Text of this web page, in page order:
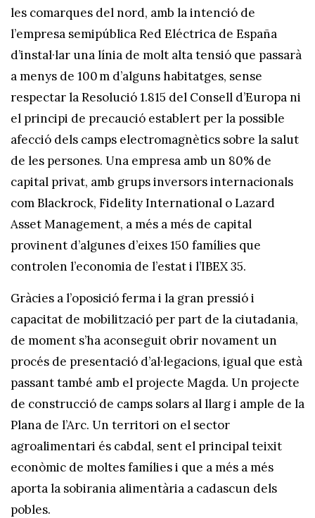
les comarques del nord, amb la intenció de
l’empresa semipública Red Eléctrica de España
d’instal·lar una línia de molt alta tensió que passarà
a menys de 100 m d’alguns habitatges, sense
respectar la Resolució 1.815 del Consell d’Europa ni
el principi de precaució establert per la possible
afecció dels camps electromagnètics sobre la salut
de les persones. Una empresa amb un 80% de
capital privat, amb grups inversors internacionals
com Blackrock, Fidelity International o Lazard
Asset Management, a més a més de capital
provinent d’algunes d’eixes 150 famílies que
controlen l’economia de l’estat i l’IBEX 35.
Gràcies a l’oposició ferma i la gran pressió i
capacitat de mobilització per part de la ciutadania,
de moment s’ha aconseguit obrir novament un
procés de presentació d’al·legacions, igual que està
passant també amb el projecte Magda. Un projecte
de construcció de camps solars al llarg i ample de la
Plana de l’Arc. Un territori on el sector
agroalimentari és cabdal, sent el principal teixit
econòmic de moltes famílies i que a més a més
aporta la sobirania alimentària a cadascun dels
pobles.